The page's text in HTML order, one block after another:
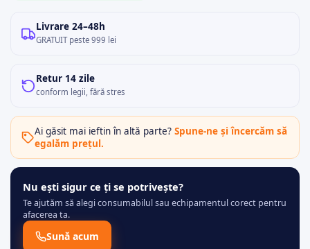
Livrare 24–48h
GRATUIT peste 999 lei
Retur 14 zile
conform legii, fără stres
Ai găsit mai ieftin în altă parte? Spune-ne și încercăm să
egalăm prețul.
Nu ești sigur ce ți se potrivește?
Te ajutăm să alegi consumabilul sau echipamentul corect pentru
afacerea ta.
Sună acum